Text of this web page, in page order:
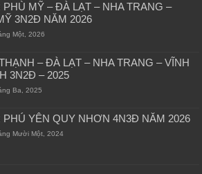
PHÙ MỸ – ĐÀ LẠT – NHA TRANG –
3N2Đ NĂM 2026
Một, 2026
– ĐÀ LẠT – NHA TRANG – VĨNH
3N2Đ – 2025
Ba, 2025
PHÚ YÊN QUY NHƠN 4N3Đ NĂM 2026
Mười Một, 2024